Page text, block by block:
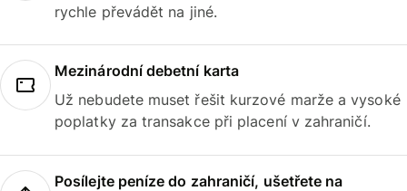
rychle převádět na jiné.
Mezinárodní debetní karta
Už nebudete muset řešit kurzové marže a vysoké
poplatky za transakce při placení v zahraničí.
Posílejte peníze do zahraničí, ušetřete na